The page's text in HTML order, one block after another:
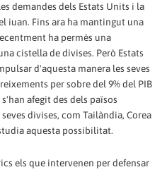
demandes dels Estats Units i la
iuan. Fins ara ha mantingut una
ha permès una
cistella de divises. Però Estats
d'aquesta manera les seves
per sobre del 9% del PIB
afegit des dels països
divises, com Tailàndia, Corea
aquesta possibilitat.
els que intervenen per defensar